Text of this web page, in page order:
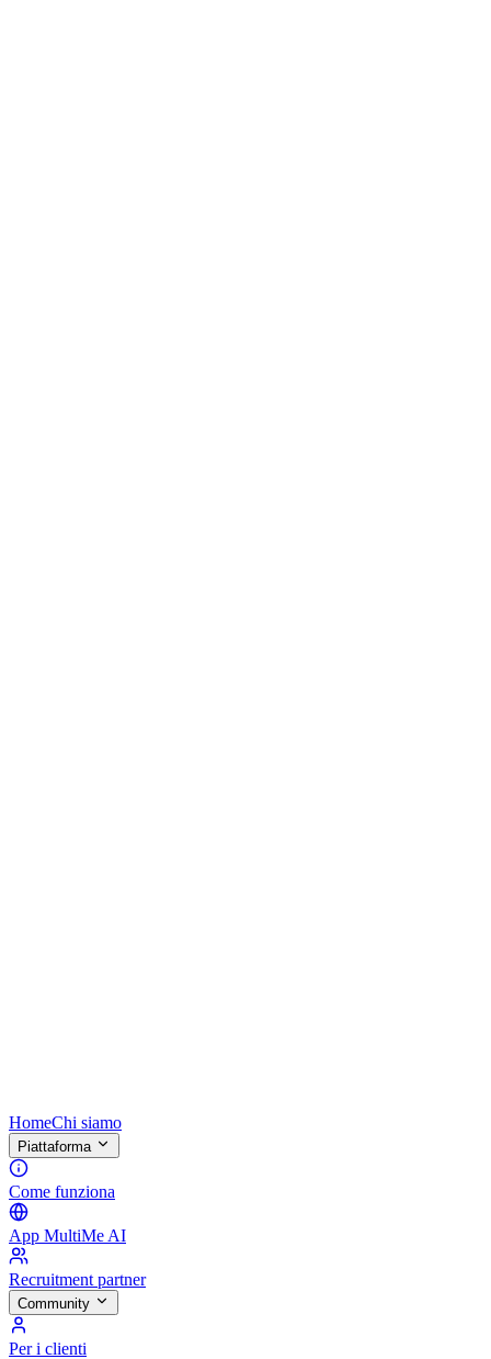
HomeChi siamo
Piattaforma
Come funziona
App MultiMe AI
Recruitment partner
Community
Per i clienti